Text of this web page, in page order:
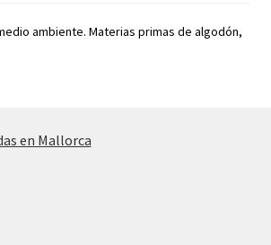
ambiente. Materias primas de algodón,
en Mallorca